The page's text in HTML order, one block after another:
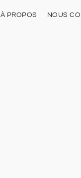
À PROPOS NOUS